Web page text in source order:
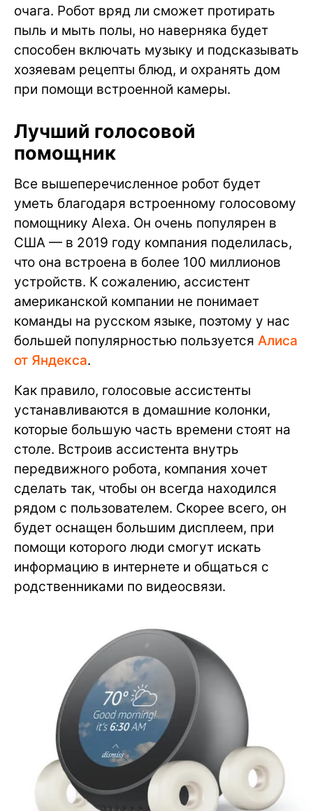
очага. Робот вряд ли сможет протирать
пыль и мыть полы, но наверняка будет
способен включать музыку и подсказывать
хозяевам рецепты блюд, и охранять дом
при помощи встроенной камеры.
Лучший голосовой
помощник
Все вышеперечисленное робот будет
уметь благодаря встроенному голосовому
помощнику Alexa. Он очень популярен в
США — в 2019 году компания поделилась,
что она встроена в более 100 миллионов
устройств. К сожалению, ассистент
американской компании не понимает
команды на русском языке, поэтому у нас
большей популярностью пользуется Алиса
от Яндекса.
Как правило, голосовые ассистенты
устанавливаются в домашние колонки,
которые большую часть времени стоят на
столе. Встроив ассистента внутрь
передвижного робота, компания хочет
сделать так, чтобы он всегда находился
рядом с пользователем. Скорее всего, он
будет оснащен большим дисплеем, при
помощи которого люди смогут искать
информацию в интернете и общаться с
родственниками по видеосвязи.